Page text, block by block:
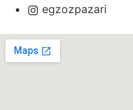
egzozpazari